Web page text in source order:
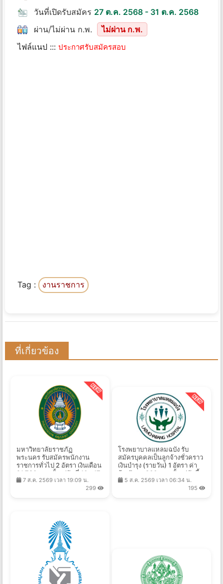
วันที่เปิดรับสมัคร 27 ต.ค. 2568 - 31 ต.ค. 2568
ผ่าน/ไม่ผ่าน ก.พ.
ไม่ผ่าน ก.พ.
ไฟล์แนป ::: ประกาศรับสมัครสอบ
Tag : งานราชการ
ที่เกี่ยวข้อง
มหาวิทยาลัยราชภัฏ
พระนคร รับสมัครพนักงาน
ราชการทั่วไป 2 อัตรา เงินเดือน
21,780 บาท ตั้งแต่วันที่ 10 - 17
ส.ค. 2569
7 ส.ค. 2569 เวลา 19:09 น.
299
โรงพยาบาลแหลมฉบัง รับ
สมัครบุคคลเป็นลูกจ้างชั่วคราว
เงินบำรุง (รายวัน) 1 อัตรา ค่า
จ้างวันละ 900 บาท ตั้งแต่บัดนี้ -
17 ส.ค. 2569
5 ส.ค. 2569 เวลา 06:34 น.
195